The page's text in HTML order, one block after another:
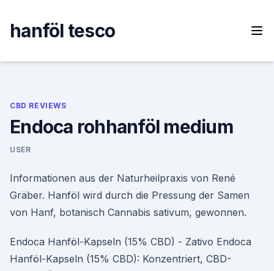
content
hanföl tesco
CBD REVIEWS
Endoca rohhanföl medium
USER
Informationen aus der Naturheilpraxis von René
Gräber. Hanföl wird durch die Pressung der Samen
von Hanf, botanisch Cannabis sativum, gewonnen.
Endoca Hanföl-Kapseln (15% CBD) - Zativo Endoca
Hanföl-Kapseln (15% CBD): Konzentriert, CBD-